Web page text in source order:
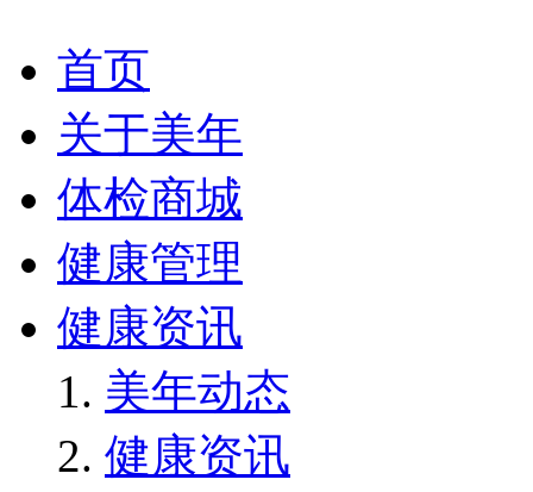
首页
关于美年
体检商城
健康管理
健康资讯
美年动态
健康资讯